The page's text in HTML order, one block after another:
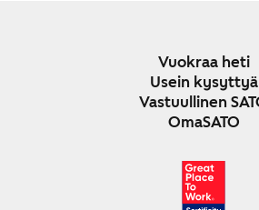
Vuokraa heti
Usein kysyttyä
Vastuullinen
OmaSATO